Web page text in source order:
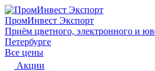
ПромИнвест Экспорт
Приём цветного, электронного и
Петербурге
Все цены
Акции